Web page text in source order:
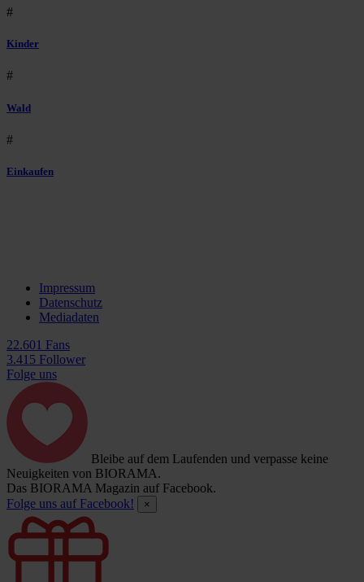
#
Kinder
#
Wald
#
Einkaufen
Impressum
Datenschutz
Mediadaten
22.601 Fans
3.415 Follower
Folge uns
Bleibe auf dem Laufenden und verpasse keine
Neuigkeiten von BIORAMA.
Das BIORAMA Magazin auf Facebook.
Folge uns auf Facebook!
×